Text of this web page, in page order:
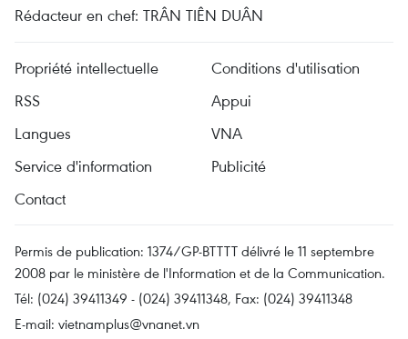
Rédacteur en chef: TRÂN TIÊN DUÂN
Propriété intellectuelle
Conditions d'utilisation
RSS
Appui
Langues
VNA
Service d'information
Publicité
Contact
Permis de publication: 1374/GP-BTTTT délivré le 11 septembre
2008 par le ministère de l'Information et de la Communication.
Tél: (024) 39411349 - (024) 39411348, Fax: (024) 39411348
E-mail: vietnamplus@vnanet.vn